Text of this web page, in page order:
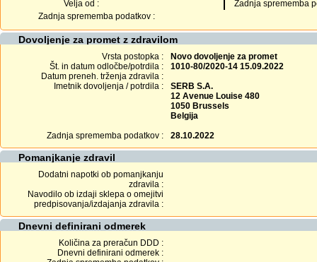
Velja od :
Zadnja sprememba
Zadnja sprememba podatkov :
Dovoljenje za promet z zdravilom
Vrsta postopka :
Novo dovoljenje za promet
Št. in datum odločbe/potrdila :
1010-80/2020-14 15.09.2022
Datum preneh. trženja zdravila :
Imetnik dovoljenja / potrdila :
SERB S.A.
12 Avenue Louise 480
1050 Brussels
Belgija
Zadnja sprememba podatkov :
28.10.2022
Pomanjkanje zdravil
Dodatni napotki ob pomanjkanju
zdravila :
Navodilo ob izdaji sklepa o omejitvi
predpisovanja/izdajanja zdravila :
Dnevni definirani odmerek
Količina za preračun DDD :
Dnevni definirani odmerek :